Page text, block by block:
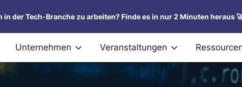
in der Tech-Branche zu arbeiten? Finde es in nur 2 Minuten heraus
Unternehmen Veranstaltungen